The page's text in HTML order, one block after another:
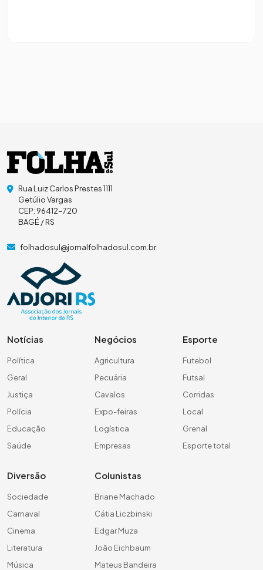
Rua Luiz Carlos Prestes 1111
Getúlio Vargas
CEP: 96412-720
BAGÉ / RS
folhadosul@jornalfolhadosul.com.br
Notícias
Política
Geral
Justiça
Polícia
Educação
Saúde
Negócios
Agricultura
Pecuária
Cavalos
Expo-feiras
Logística
Empresas
Esporte
Futebol
Futsal
Corridas
Local
Grenal
Esporte total
Diversão
Sociedade
Carnaval
Cinema
Literatura
Música
Colunistas
Briane Machado
Cátia Liczbinski
Edgar Muza
João Eichbaum
Mateus Bandeira